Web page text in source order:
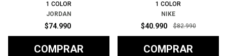
1 COLOR
JORDAN
$74.990
COMPRAR
1 COLOR
NIKE
$40.990 $82.990
COMPRAR